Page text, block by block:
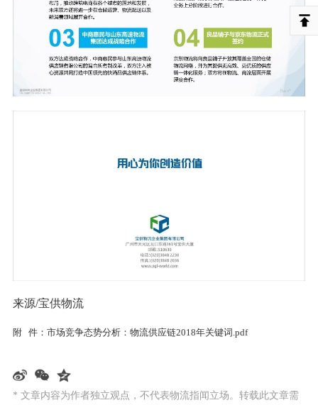
来源/宝供物流
附 件： 市场竞争态势分析：物流供应链2018年关键词.pdf
* 文章内容为作者独立观点，不代表物流指闻立场。转载此文章需